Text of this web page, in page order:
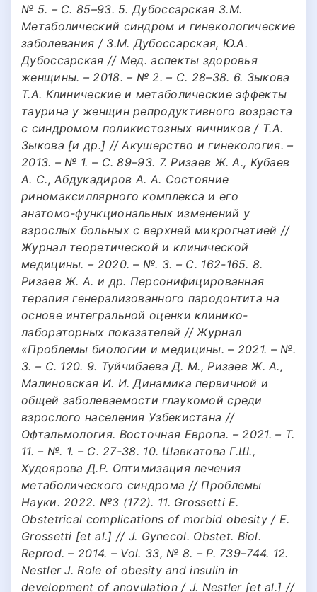
№ 5. – С. 85–93. 5. Дубоссарская З.М.
Метаболический синдром и гинекологические
заболевания / З.М. Дубоссарская, Ю.А.
Дубоссарская // Мед. аспекты здоровья
женщины. – 2018. – № 2. – С. 28–38. 6. Зыкова
Т.А. Клинические и метаболические эффекты
таурина у женщин репродуктивного возраста
с синдромом поликистозных яичников / Т.А.
Зыкова [и др.] // Акушерство и гинекология. –
2013. – № 1. – С. 89–93. 7. Ризаев Ж. А., Кубаев
А. С., Абдукадиров А. А. Состояние
риномаксиллярного комплекса и его
анатомо-функциональных изменений у
взрослых больных с верхней микрогнатией //
Журнал теоретической и клинической
медицины. – 2020. – №. 3. – С. 162-165. 8.
Ризаев Ж. А. и др. Персонифицированная
терапия генерализованного пародонтита на
основе интегральной оценки клинико-
лабораторных показателей // Журнал
«Проблемы биологии и медицины. – 2021. – №.
3. – С. 120. 9. Туйчибаева Д. М., Ризаев Ж. А.,
Малиновская И. И. Динамика первичной и
общей заболеваемости глаукомой среди
взрослого населения Узбекистана //
Офтальмология. Восточная Европа. – 2021. – Т.
11. – №. 1. – С. 27-38. 10. Шавкатова Г.Ш.,
Худоярова Д.Р. Оптимизация лечения
метаболического синдрома // Проблемы
Науки. 2022. №3 (172). 11. Grossetti Е.
Obstetrical complications of morbid obesity / Е.
Grossetti [et al.] // J. Gynecol. Obstet. Biol.
Reprod. – 2014. – Vol. 33, № 8. – Р. 739–744. 12.
Nestler J. Role of obesity and insulin in
development of anovulation / J. Nestler [et al.] //